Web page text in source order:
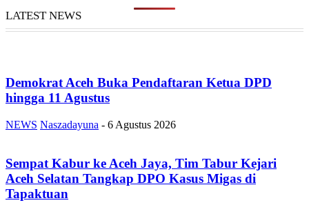
LATEST NEWS
Demokrat Aceh Buka Pendaftaran Ketua DPD
hingga 11 Agustus
NEWS Naszadayuna - 6 Agustus 2026
Sempat Kabur ke Aceh Jaya, Tim Tabur Kejari
Aceh Selatan Tangkap DPO Kasus Migas di
Tapaktuan